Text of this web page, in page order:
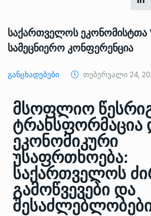
საქართველოს
სამეცნიერო კონფერენცია
Განცხადებები Თებერვალი 24,
მსოფლიო
ტრანსფორმაცია
ეკონომიკური
უსაფრთხოება:
საქართველოს
გამოწვევები და